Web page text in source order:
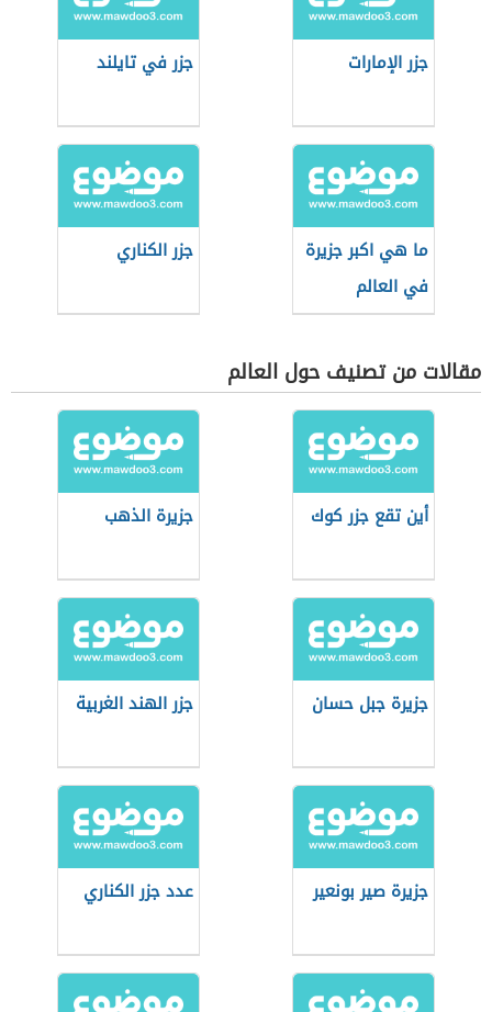
جزر الإمارات جزر في تايلند
ما هي اكبر جزيرة
في العالم
جزر الكناري
مقالات من تصنيف حول العالم
أين تقع جزر كوك جزيرة الذهب
جزيرة جبل حسان جزر الهند الغربية
جزيرة صير بونعير عدد جزر الكناري